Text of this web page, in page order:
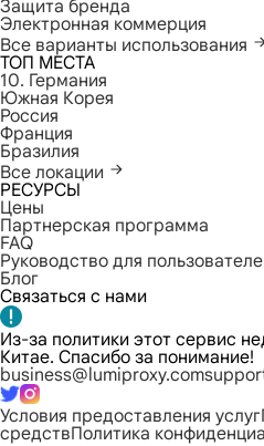
Защита бренда
Электронная коммерция
Все варианты использования
ТОП МЕСТА
10. Германия
Южная Корея
Россия
Франция
Бразилия
Все локации
РЕСУРСЫ
Цены
Партнерская программа
FAQ
Руководство для
Блог
Связаться с нами
Из-за политики этот сервис
Китае. Спасибо за понимание!
business@lumiproxy.com
Условия предоставления услуг
средствПолитика